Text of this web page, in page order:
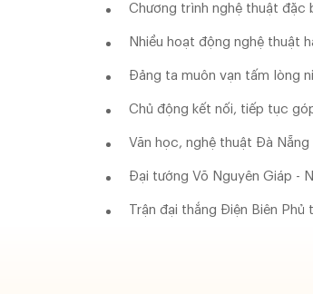
Chương trình nghệ thuật đặc
Nhiều hoạt động nghệ thuật
Đảng ta muôn vạn tấm lòng
Chủ động kết nối, tiếp tục
Văn học, nghệ thuật Đà
Đại tướng Võ Nguyên Giáp -
Trận đại thắng Điện Biên Phủ